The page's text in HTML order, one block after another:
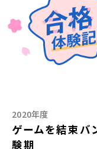
2020年度
ゲームを結束バ
験期